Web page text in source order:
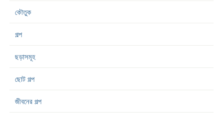
কৌতুক
গল্প
ছড়াসমূহ
ছোট গল্প
জীবনের গল্প